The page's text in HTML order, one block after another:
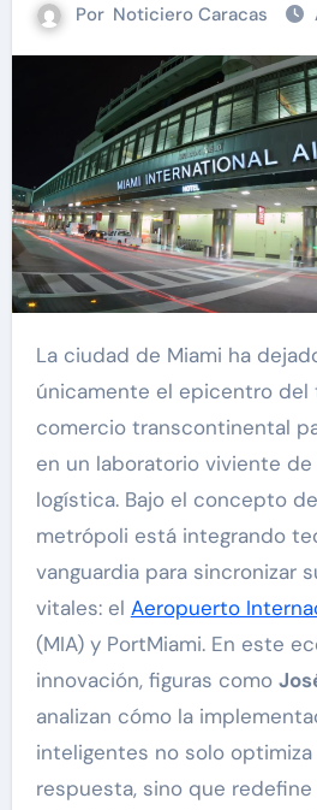
Por Noticiero Caracas
La ciudad de Miami ha dejado de ser
únicamente el epicentro del
comercio transcontinental
en un laboratorio viviente
logística. Bajo el concepto de
metrópoli está integrando
vanguardia para sincronizar
vitales: el Aeropuerto
(MIA) y PortMiami. En este
innovación, figuras como
analizan cómo la
inteligentes no solo
respuesta, sino que